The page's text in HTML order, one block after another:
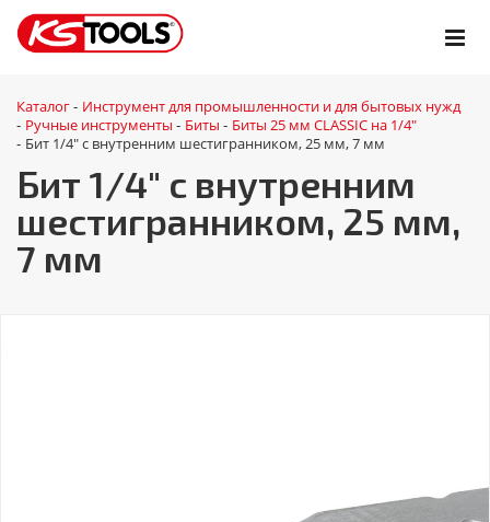
Каталог - Инструмент для промышленности и для бытовых нужд
- Ручные инструменты - Биты - Биты 25 мм CLASSIC на 1/4"
- Бит 1/4" с внутренним шестигранником, 25 мм, 7 мм
Бит 1/4" с внутренним
шестигранником, 25 мм,
7 мм